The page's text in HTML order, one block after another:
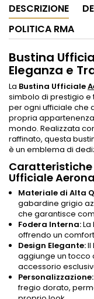
DESCRIZIONE
POLITICA RMA
Bustina
Eleganza e
La Bustina Ufficiale
simbolo di prestigio
per ogni ufficiale che
propria
mondo. Realizzata
raffinato, questa
è un emblema di
Caratteristiche
Ufficiale
Materiale di Alta
gabardine grigio
che garantisce
Fodera Interna:
offrendo un
Design Elegante:Il
aggiunge un tocco
accessorio
Personalizzazione:
fregio dorato,